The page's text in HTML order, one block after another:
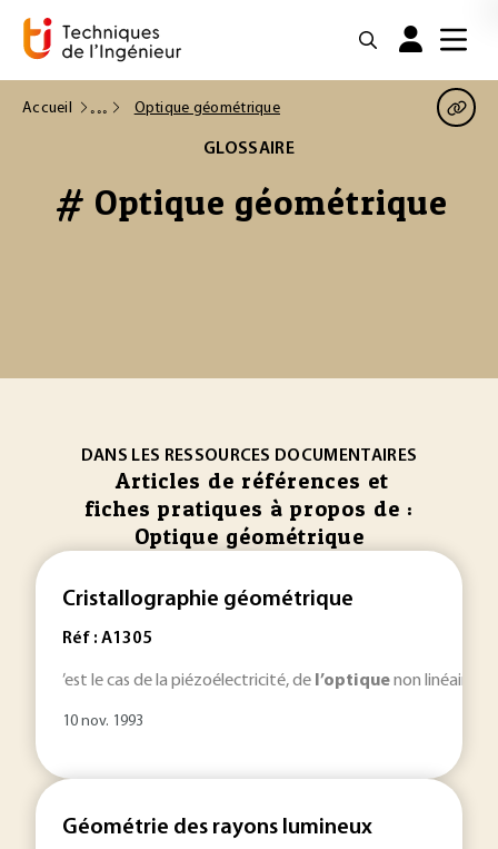
Accueil Optique géométrique
GLOSSAIRE
# Optique géométrique
DANS LES RESSOURCES DOCUMENTAIRES
Articles de références et
fiches pratiques à propos de :
Optique géométrique
Cristallographie géométrique
Réf : A1305
’est le cas de la piézoélectricité, de l’optiquenon linéaire,
10 nov. 1993
Géométrie des rayons lumineux